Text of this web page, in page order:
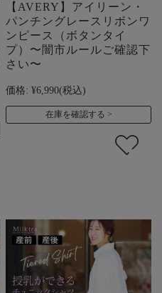
【AVERY】アイリーン・
パンチングレースリボンワ
ンピース（ボタンタイ
プ）〜闇市ルールご確認下
さい〜
価格: ¥6,990(税込)
在庫を確認する